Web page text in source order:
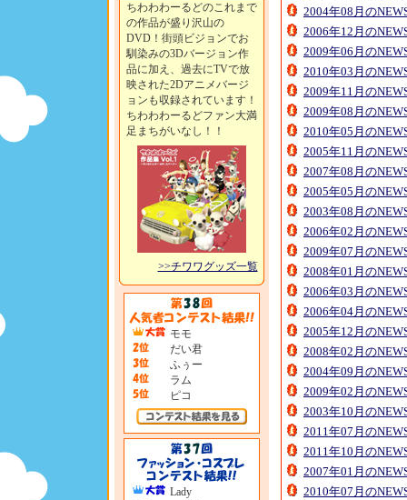
ちわわわーるどのこれまで
の作品が盛り沢山の
DVD！街頭ビジョンでお
馴染みの3Dバージョン作
品に加え、過去にTVで放
映された2Dアニメバージ
ョンも収録されています！
ちわわわーるどファン大満
足まちがいなし！！
>>チワワグッズ一覧
モモ
だい君
ふぅー
ラム
ピコ
Lady
2004年08月の
2006年12月の
2009年06月の
2010年03月の
2009年11月の
2009年08月の
2010年05月の
2005年11月の
2007年08月の
2005年05月の
2003年08月の
2006年02月の
2009年07月の
2008年01月の
2006年03月の
2006年04月の
2005年12月の
2008年02月の
2004年09月の
2009年02月の
2003年10月の
2011年07月の
2011年10月の
2007年01月の
2010年07月の